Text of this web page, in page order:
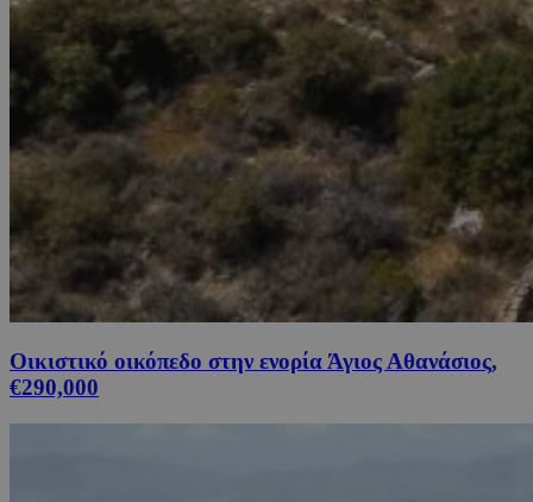
Οικιστικό οικόπεδο στην ενορία Άγιος Αθανάσιος,
€290,000